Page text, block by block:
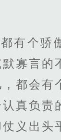
有个骄
寡言的
都会有
真负责
义出头